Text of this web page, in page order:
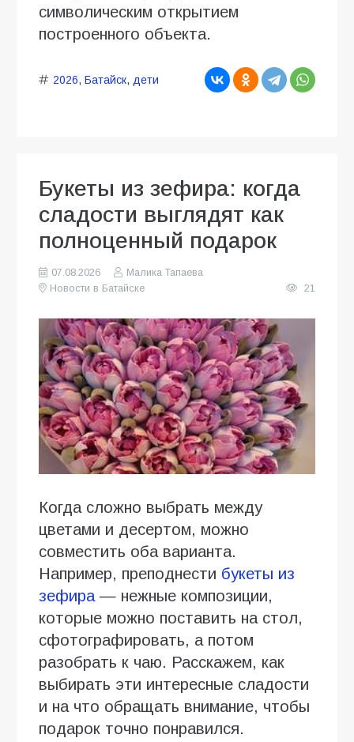
символическим открытием
построенного объекта.
2026, Батайск, дети
Букеты из зефира: когда
сладости выглядят как
полноценный подарок
07.08.2026
Малика Тапаева
Новости в Батайске
21
Когда сложно выбрать между
цветами и десертом, можно
совместить оба варианта.
Например, преподнести букеты из
зефира— нежные композиции,
которые можно поставить на стол,
сфотографировать, а потом
разобрать к чаю. Расскажем, как
выбирать эти интересные сладости
и на что обращать внимание, чтобы
подарок точно понравился.